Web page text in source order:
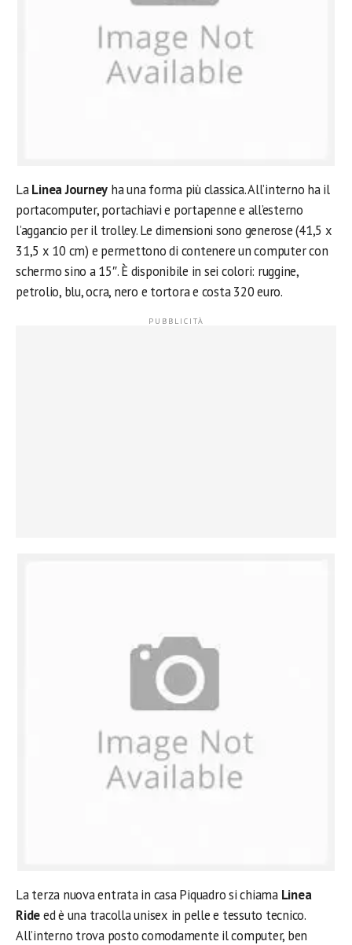
LaLinea Journey ha una forma più classica. All’interno ha il
portacomputer, portachiavi e portapenne e all’esterno
l’aggancio per il trolley. Le dimensioni sono generose (41,5 x
31,5 x 10 cm) e permettono di contenere un computer con
schermo sino a 15″. È disponibile in sei colori: ruggine,
petrolio, blu, ocra, nero e tortora e costa 320 euro.
La terza nuova entrata in casa Piquadro si chiama Linea
Rideed è una tracolla unisex in pelle e tessuto tecnico.
All’interno trova posto comodamente il computer, ben